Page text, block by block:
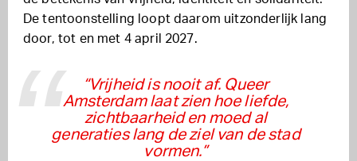
De tentoonstelling loopt daarom uitzonderlijk lang
door, tot en met 4 april 2027.
“Vrijheid is nooit af. Queer
Amsterdam laat zien hoe liefde,
zichtbaarheid en moed al
generaties lang de ziel van de stad
vormen.”